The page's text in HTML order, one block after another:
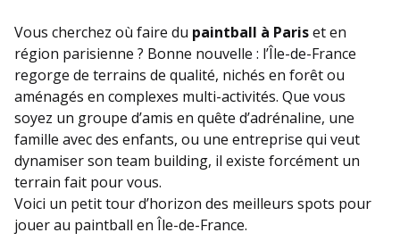
Vous cherchez où faire du paintball à Pariset en
région parisienne ? Bonne nouvelle : l’Île-de-France
regorge de terrains de qualité, nichés en forêt ou
aménagés en complexes multi-activités. Que vous
soyez un groupe d’amis en quête d’adrénaline, une
famille avec des enfants, ou une entreprise qui veut
dynamiser son team building, il existe forcément un
terrain fait pour vous.
Voici un petit tour d’horizon des meilleurs spots pour
jouer au paintball en Île-de-France.